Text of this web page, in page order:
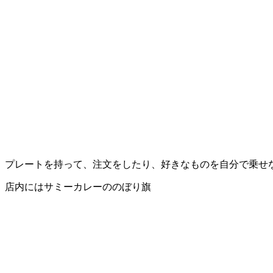
プレートを持って、注文をしたり、好きなものを自分で乗せ
店内にはサミーカレーののぼり旗